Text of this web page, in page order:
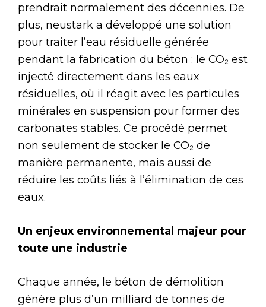
prendrait normalement des décennies. De
plus, neustark a développé une solution
pour traiter l’eau résiduelle générée
pendant la fabrication du béton : le CO₂ est
injecté directement dans les eaux
résiduelles, où il réagit avec les particules
minérales en suspension pour former des
carbonates stables. Ce procédé permet
non seulement de stocker le CO₂ de
manière permanente, mais aussi de
réduire les coûts liés à l’élimination de ces
eaux.
Un enjeux environnemental majeur pour
toute une industrie
Chaque année, le béton de démolition
génère plus d’un milliard de tonnes de